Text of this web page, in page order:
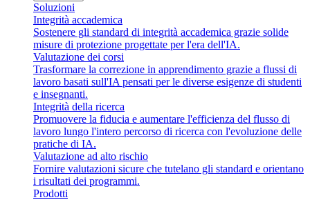
Soluzioni
Integrità accademica
Sostenere gli standard di integrità accademica grazie solide
misure di protezione progettate per l'era dell'IA.
Valutazione dei corsi
Trasformare la correzione in apprendimento grazie a flussi di
lavoro basati sull'IA pensati per le diverse esigenze di studenti
e insegnanti.
Integrità della ricerca
Promuovere la fiducia e aumentare l'efficienza del flusso di
lavoro lungo l'intero percorso di ricerca con l'evoluzione delle
pratiche di IA.
Valutazione ad alto rischio
Fornire valutazioni sicure che tutelano gli standard e orientano
i risultati dei programmi.
Prodotti